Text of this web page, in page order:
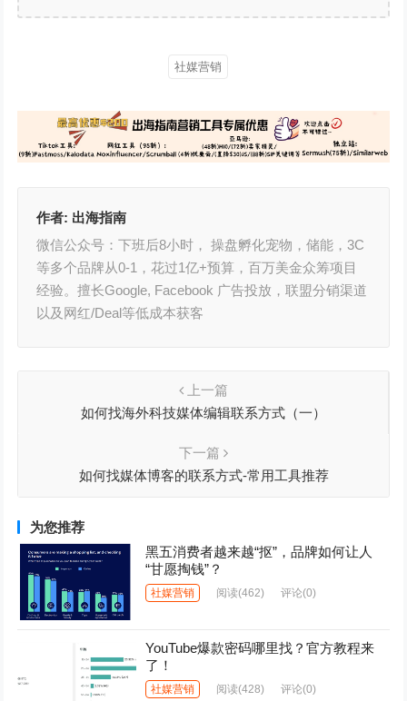
社媒营销
作者: 出海指南
微信公众号：下班后8小时， 操盘孵化宠物，储能，3C
等多个品牌从0-1，花过1亿+预算，百万美金众筹项目
经验。擅长Google, Facebook 广告投放，联盟分销渠道
以及网红/Deal等低成本获客
上一篇
如何找海外科技媒体编辑联系方式（一）
下一篇
如何找媒体博客的联系方式-常用工具推荐
为您推荐
黑五消费者越来越“抠”，品牌如何让人
“甘愿掏钱”？
社媒营销 阅读(462) 评论(0)
YouTube爆款密码哪里找？官方教程来
了！
社媒营销 阅读(428) 评论(0)